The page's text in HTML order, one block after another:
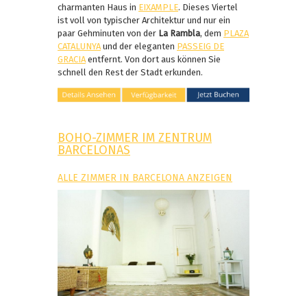
charmanten Haus in EIXAMPLE. Dieses Viertel
ist voll von typischer Architektur und nur ein
paar Gehminuten von der La Rambla, dem PLAZA
CATALUNYA und der eleganten PASSEIG DE
GRACIA entfernt. Von dort aus können Sie
schnell den Rest der Stadt erkunden.
BOHO-ZIMMER IM ZENTRUM
BARCELONAS
ALLE ZIMMER IN BARCELONA ANZEIGEN